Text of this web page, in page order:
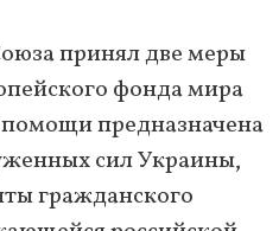
принял две меры
фонда мира
помощи предназначена
сил Украины,
гражданского